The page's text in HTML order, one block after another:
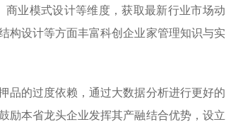
业模式设计等维度，获取最新行业市场动
构设计等方面丰富科创企业家管理知识与实
品的过度依赖，通过大数据分析进行更好的
励本省龙头企业发挥其产融结合优势，设立